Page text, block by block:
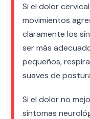
Si el dolor
movimientos
claramente los
ser más
pequeños,
suaves de
Si el dolor no
síntomas